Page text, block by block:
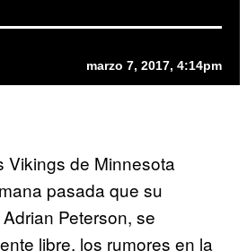
marzo 7, 2017, 4:14pm
Vikings de Minnesota
pasada que su
Peterson, se
libre, los rumores en la